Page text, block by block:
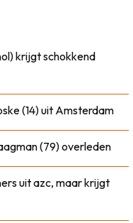
krijgt schokkend
(14) uit Amsterdam
(79) overleden
uit azc, maar krijgt